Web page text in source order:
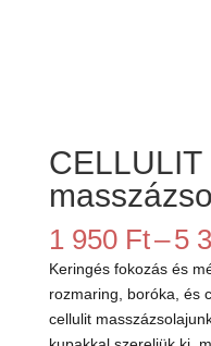
1 950 Ft–5
Keringés fokozás és
rozmaring, boróka, és
cellulit